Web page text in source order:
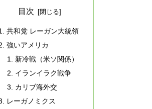
目次
共和党 レーガン大統領
強いアメリカ
新冷戦（米ソ関係）
イランイラク戦争
カリブ海外交
レーガノミクス